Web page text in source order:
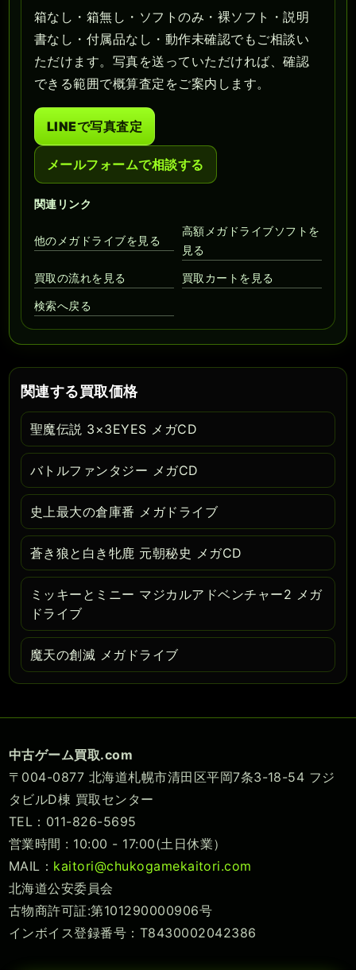
箱なし・箱無し・ソフトのみ・裸ソフト・説明
書なし・付属品なし・動作未確認でもご相談い
ただけます。写真を送っていただければ、確認
できる範囲で概算査定をご案内します。
LINEで写真査定
メールフォームで相談する
関連リンク
他のメガドライブを見る
高額メガドライブソフトを
見る
買取の流れを見る 買取カートを見る
検索へ戻る
関連する買取価格
聖魔伝説 3×3EYES メガCD
バトルファンタジー メガCD
史上最大の倉庫番 メガドライブ
蒼き狼と白き牝鹿 元朝秘史 メガCD
ミッキーとミニー マジカルアドベンチャー2 メガ
ドライブ
魔天の創滅 メガドライブ
中古ゲーム買取.com
〒004-0877 北海道札幌市清田区平岡7条3-18-54 フジ
タビルD棟 買取センター
TEL：011-826-5695
営業時間 : 10:00 - 17:00(土日休業）
MAIL： kaitori@chukogamekaitori.com
北海道公安委員会
古物商許可証:第101290000906号
インボイス登録番号：T8430002042386